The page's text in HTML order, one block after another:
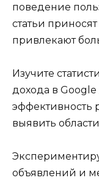
поведение
статьи
привлекают
Изучите
дохода в Google
эффективность
выявить
объявлений и